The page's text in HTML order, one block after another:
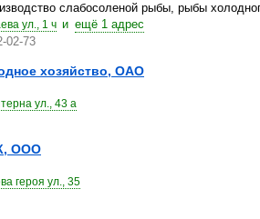
слабосоленой рыбы, рыбы
ул., 1 ч и ещё 1 адрес
02-73
хозяйство, ОАО
ул., 43 а
ООО
героя ул., 35